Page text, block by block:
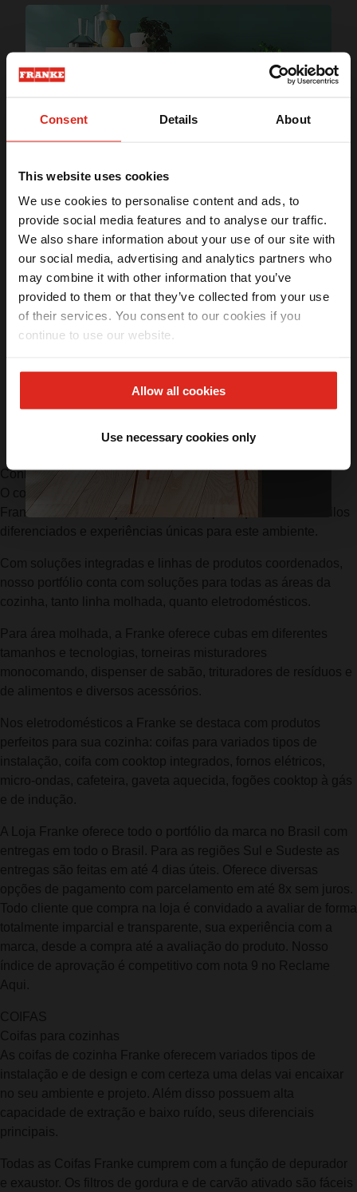
Consent Details About
This website uses cookies
We use cookies to personalise content and ads, to
provide social media features and to analyse our traffic.
We also share information about your use of our site with
our social media, advertising and analytics partners who
may combine it with other information that you’ve
provided to them or that they’ve collected from your use
of their services. You consent to our cookies if you
continue to use our website.
Allow all cookies
Use necessary cookies only
R$ 5.493,57-R$ 4.620,76
MOSTRAR MAIS
Conheça mais sobre a FRANKE
O coração de toda casa é a cozinha e, sabendo disso, a
Franke oferece soluções sob medida para quem busca estilos
diferenciados e experiências únicas para este ambiente.
Com soluções integradas e linhas de produtos coordenados,
nosso portfólio conta com soluções para todas as áreas da
cozinha, tanto linha molhada, quanto eletrodomésticos.
Para área molhada, a Franke oferece cubas em diferentes
tamanhos e tecnologias, torneiras misturadores
monocomando, dispenser de sabão, trituradores de resíduos e
de alimentos e diversos acessórios.
Nos eletrodomésticos a Franke se destaca com produtos
perfeitos para sua cozinha: coifas para variados tipos de
instalação, coifa com cooktop integrados, fornos elétricos,
micro-ondas, cafeteira, gaveta aquecida, fogões cooktop à gás
e de indução.
A Loja Franke oferece todo o portfólio da marca no Brasil com
entregas em todo o Brasil. Para as regiões Sul e Sudeste as
entregas são feitas em até 4 dias úteis. Oferece diversas
opções de pagamento com parcelamento em até 8x sem juros.
Todo cliente que compra na loja é convidado a avaliar de forma
totalmente imparcial e transparente, sua experiência com a
marca, desde a compra até a avaliação do produto. Nosso
índice de aprovação é competitivo com nota 9 no Reclame
Aqui.
COIFAS
Coifas para cozinhas
As coifas de cozinha Franke oferecem variados tipos de
instalação e de design e com certeza uma delas vai encaixar
no seu ambiente e projeto. Além disso possuem alta
capacidade de extração e baixo ruído, seus diferenciais
principais.
Todas as Coifas Franke cumprem com a função de depurador
e exaustor. Os filtros de gordura e de carvão ativado são fáceis
Ganhe5% OFFna sua
primeira compra
Receba seu benefício exclusivo por email.
Li e aceito os termos daPolítica de privacidade
QUERO MEU DESCONTO